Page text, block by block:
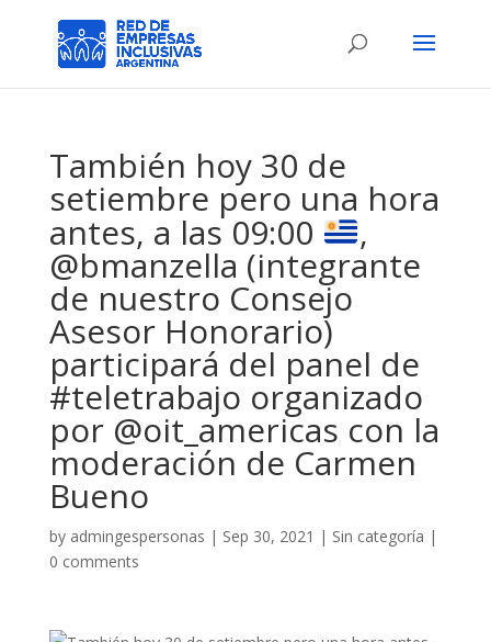
También hoy 30 de
setiembre pero una hora
antes, a las 09:00 ,
@bmanzella (integrante
de nuestro Consejo
Asesor Honorario)
participará del panel de
#teletrabajo organizado
por @oit_americas con la
moderación de Carmen
Bueno
by admingespersonas | Sep 30, 2021 | Sin categoría |
0 comments